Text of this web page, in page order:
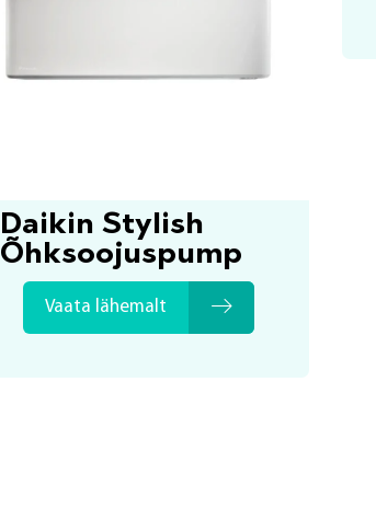
Daikin Stylish
Õhksoojuspump
Vaata lähemalt